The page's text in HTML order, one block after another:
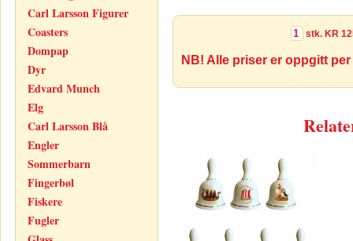
Carl Larsson Figurer
Coasters
Dompap
Dyr
Edvard Munch
Elg
Carl Larsson Blå
Engler
Sommerbarn
Fingerbøl
Fiskere
Fugler
stk. KR
NB! Alle priser er oppgitt